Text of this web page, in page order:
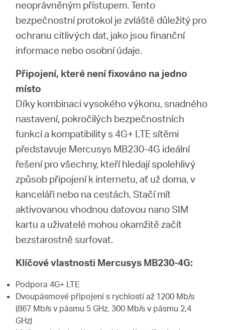
neoprávněným přístupem. Tento
bezpečnostní protokol je zvláště důležitý pro
ochranu citlivých dat, jako jsou finanční
informace nebo osobní údaje.
Připojení, které není fixováno na jedno
místo
Díky kombinaci vysokého výkonu, snadného
nastavení, pokročilých bezpečnostních
funkcí a kompatibility s 4G+ LTE sítěmi
představuje Mercusys MB230-4G ideální
řešení pro všechny, kteří hledají spolehlivý
způsob připojení k internetu, ať už doma, v
kanceláři nebo na cestách. Stačí mít
aktivovanou vhodnou datovou nano SIM
kartu a uživatelé mohou okamžitě začít
bezstarostně surfovat.
Klíčové vlastnosti Mercusys MB230-4G:
Podpora 4G+ LTE
Dvoupásmové připojení s rychlostí až 1200 Mb/s
(867 Mb/s v pásmu 5 GHz, 300 Mb/s v pásmu 2,4
GHz)